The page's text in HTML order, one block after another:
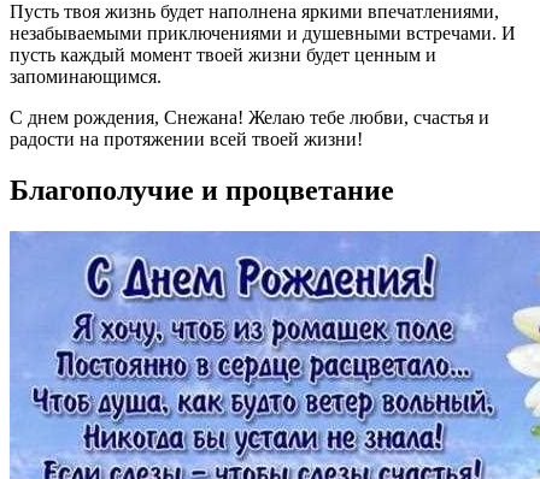
Пусть твоя жизнь будет наполнена яркими впечатлениями,
незабываемыми приключениями и душевными встречами. И
пусть каждый момент твоей жизни будет ценным и
запоминающимся.
С днем рождения, Снежана! Желаю тебе любви, счастья и
радости на протяжении всей твоей жизни!
Благополучие и процветание